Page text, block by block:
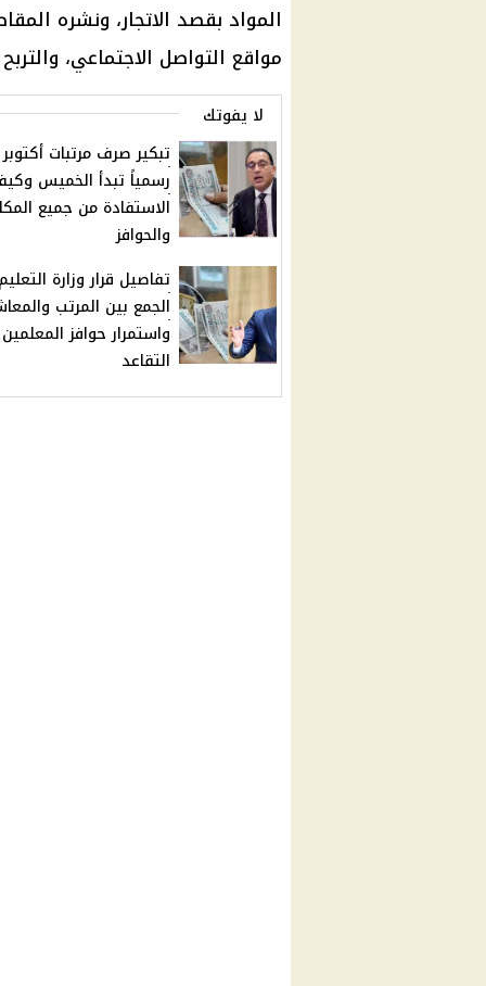
المواد بقصد الاتجار، ونشره
مواقع التواصل الاجتماعي،
لا يفوتك
رسمياً تبدأ الخميس
الاستفادة من جميع
والحوافز
تفاصيل قرار وزارة
الجمع بين المرتب
واستمرار حوافز
التقاعد